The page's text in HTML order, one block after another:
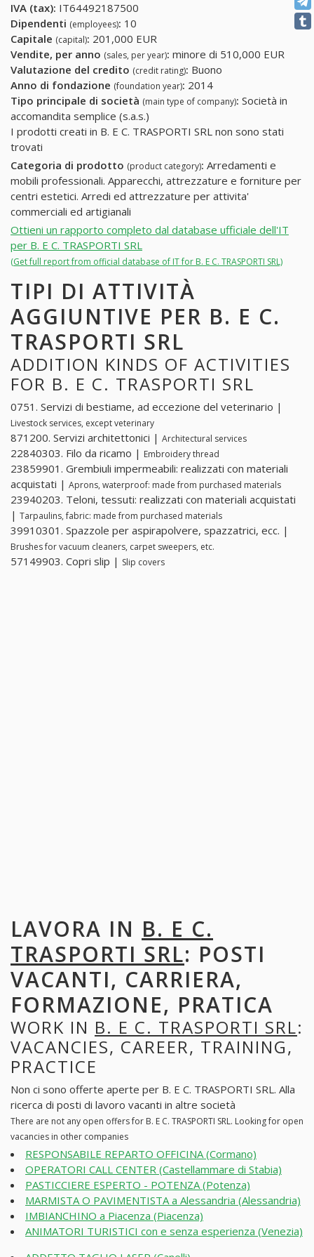
IVA (tax): IT64492187500
Dipendenti (employees): 10
Capitale (capital): 201,000 EUR
Vendite, per anno (sales, per year): minore di 510,000 EUR
Valutazione del credito (credit rating): Buono
Anno di fondazione (foundation year): 2014
Tipo principale di società (main type of company): Società in
accomandita semplice (s.a.s.)
I prodotti creati in B. E C. TRASPORTI SRL non sono stati
trovati
Categoria di prodotto (product category): Arredamenti e
mobili professionali. Apparecchi, attrezzature e forniture per
centri estetici. Arredi ed attrezzature per attivita'
commerciali ed artigianali
Ottieni un rapporto completo dal database ufficiale dell'IT
per B. E C. TRASPORTI SRL
(Get full report from official database of IT for B. E C. TRASPORTI SRL)
TIPI DI ATTIVITÀ
AGGIUNTIVE PER B. E C.
TRASPORTI SRL
ADDITION KINDS OF ACTIVITIES
FOR B. E C. TRASPORTI SRL
0751. Servizi di bestiame, ad eccezione del veterinario |
Livestock services, except veterinary
871200. Servizi architettonici | Architectural services
22840303. Filo da ricamo | Embroidery thread
23859901. Grembiuli impermeabili: realizzati con materiali
acquistati | Aprons, waterproof: made from purchased materials
23940203. Teloni, tessuti: realizzati con materiali acquistati
| Tarpaulins, fabric: made from purchased materials
39910301. Spazzole per aspirapolvere, spazzatrici, ecc. |
Brushes for vacuum cleaners, carpet sweepers, etc.
57149903. Copri slip | Slip covers
LAVORA IN B. E C.
TRASPORTI SRL: POSTI
VACANTI, CARRIERA,
FORMAZIONE, PRATICA
WORK IN B. E C. TRASPORTI SRL:
VACANCIES, CAREER, TRAINING,
PRACTICE
Non ci sono offerte aperte per B. E C. TRASPORTI SRL. Alla
ricerca di posti di lavoro vacanti in altre società
There are not any open offers for B. E C. TRASPORTI SRL. Looking for open
vacancies in other companies
RESPONSABILE REPARTO OFFICINA (Cormano)
OPERATORI CALL CENTER (Castellammare di Stabia)
PASTICCIERE ESPERTO - POTENZA (Potenza)
MARMISTA O PAVIMENTISTA a Alessandria (Alessandria)
IMBIANCHINO a Piacenza (Piacenza)
ANIMATORI TURISTICI con e senza esperienza (Venezia)